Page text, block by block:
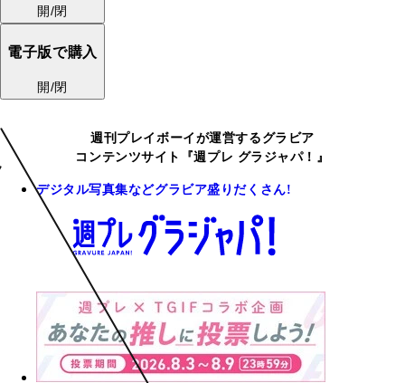
開/閉
電子版で購入
開/閉
週刊プレイボーイが運営するグラビア
コンテンツサイト『週プレ グラジャパ！』
デジタル写真集などグラビア盛りだくさん!